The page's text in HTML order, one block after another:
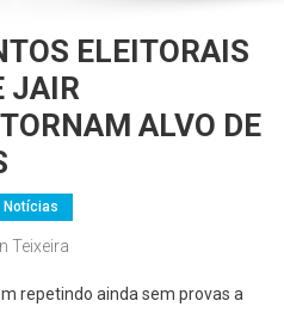
ELEITORAIS
JAIR
ALVO DE
Teixeira
repetindo ainda sem provas a